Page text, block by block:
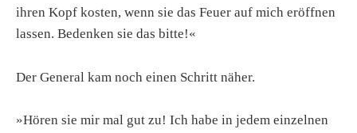
ihren Kopf kosten, wenn sie das Feuer auf mich eröffnen
lassen. Bedenken sie das bitte!«
Der General kam noch einen Schritt näher.
»Hören sie mir mal gut zu! Ich habe in jedem einzelnen